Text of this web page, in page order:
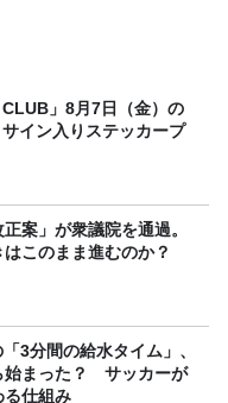
CLUB」8月7日（金）の
イン入りステッカープ
正案」が衆議院を通過。
このまま進むのか？
3分間の給水タイム」、
始まった？ サッカーが
る仕組み